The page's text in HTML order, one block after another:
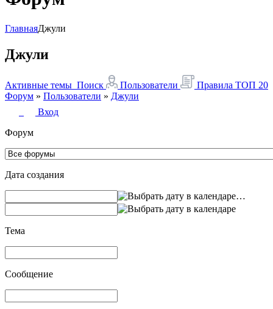
ГлавнаяДжули
Джули
Активные темы Поиск Пользователи Правила ТОП 20
Форум » Пользователи » Джули
Вход
Форум
Дата создания
…
Тема
Сообщение